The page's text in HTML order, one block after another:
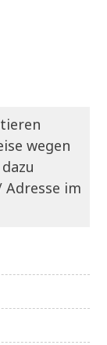
wegen
im